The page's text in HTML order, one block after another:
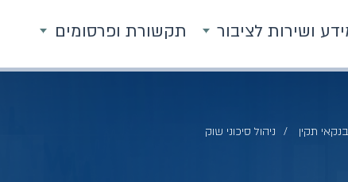
ושירות לציבור תקשורת ופרסומים
תקין ניהול סיכוני שוק